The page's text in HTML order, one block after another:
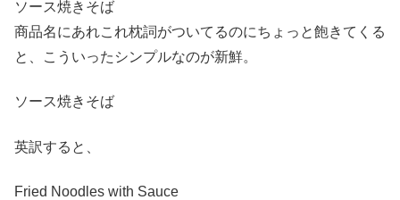
ソース焼きそば
商品名にあれこれ枕詞がついてるのにちょっと飽きてくる
と、こういったシンプルなのが新鮮。
ソース焼きそば
英訳すると、
Fried Noodles with Sauce